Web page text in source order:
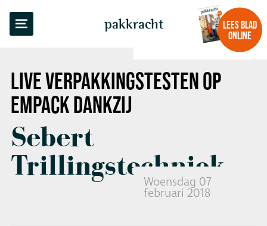
pakkracht
LEES BLAD
ONLINE
LIVE VERPAKKINGSTESTENOP
EMPACK DANKZIJ
Sebert
Trillingstechniek
Woensdag 07
februari 2018
TERUG NAAR OVERZICHT